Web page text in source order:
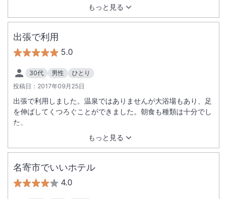
もっと見る
出張で利用
5.0
30代 男性
ひとり
投稿日： 2017年09月25日
もっと見る
出張で利用しました。温泉ではありませんが大浴場もあり、足
を伸ばしてくつろぐことができました。朝食も種類は十分でし
た。
名寄市でいいホテル
4.0